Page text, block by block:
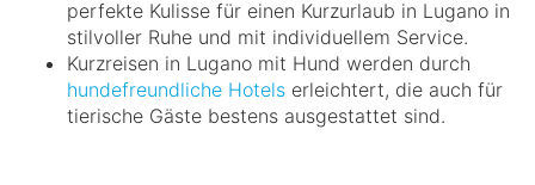
perfekte Kulisse für einen Kurzurlaub in Lugano in
stilvoller Ruhe und mit individuellem Service.
Kurzreisen in Lugano mit Hund werden durch
hundefreundliche Hotels erleichtert, die auch für
tierische Gäste bestens ausgestattet sind.